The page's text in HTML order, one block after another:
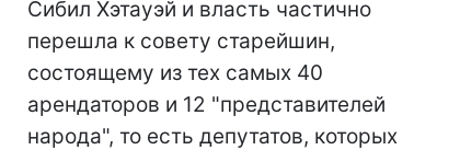
Сибил Хэтауэй и власть частично
перешла к совету старейшин,
состоящему из тех самых 40
арендаторов и 12 "представителей
народа", то есть депутатов, которых